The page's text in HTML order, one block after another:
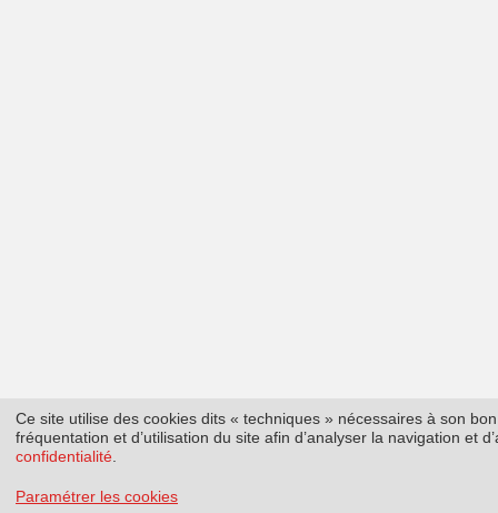
Ce site utilise des cookies dits « techniques » nécessaires à son
fréquentation et d’utilisation du site afin d’analyser la navigation et
confidentialité
Paramétrer les cookies